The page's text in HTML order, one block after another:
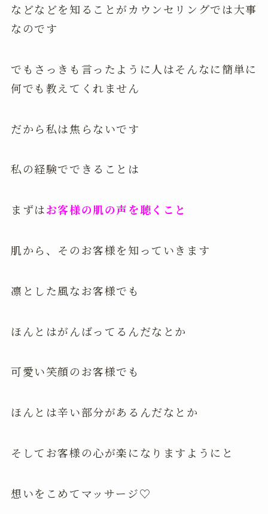
などなどを知ることがカウンセリングでは大事
なのです
でもさっきも言ったように人はそんなに簡単に
何でも教えてくれません
だから私は焦らないです
私の経験でできることは
まずはお客様の肌の声を聴くこと
肌から、そのお客様を知っていきます
凛とした風なお客様でも
ほんとはがんばってるんだなとか
可愛い笑顔のお客様でも
ほんとは辛い部分があるんだなとか
そしてお客様の心が楽になりますようにと
想いをこめてマッサージ♡